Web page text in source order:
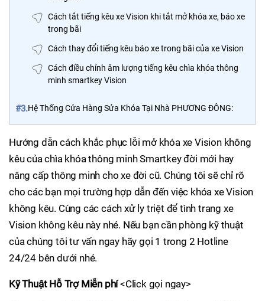
Cách tắt tiếng kêu xe Vision khi tắt mở khóa xe, báo xe
trong bãi
Cách thay đổi tiếng kêu báo xe trong bãi của xe Vision
Cách điều chỉnh âm lượng tiếng kêu chìa khóa thông
minh smartkey Vision
#3.Hệ Thống Cửa Hàng Sửa Khóa Tại Nhà PHƯƠNG ĐÔNG:
Hướng dẫn cách khắc phục lỗi mở khóa xe Vision không
kêu của chìa khóa thông minh Smartkey đời mới hay
nâng cấp thông minh cho xe đời cũ. Chúng tôi sẽ chỉ rõ
cho các bạn mọi trường hợp dẫn đến việc khóa xe Vision
không kêu. Cùng các cách xử ly triệt để tình trang xe
Vision không kêu này nhé. Nếu bạn cần phòng kỹ thuật
của chúng tôi tư vấn ngay hãy gọi 1 trong 2 Hotline
24/24 bên dưới nhé.
Kỹ Thuật Hỗ Trợ Miễn phí<Click gọi ngay>